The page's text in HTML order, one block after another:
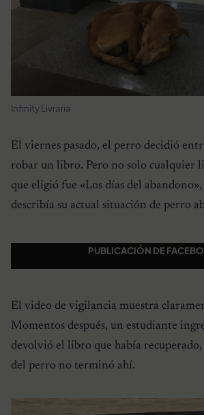
Infinity Livraria
El viernes pasado, el perro decidió
robar un libro. Pero no solo cualquier
que eligió fue «Los días del
describía su actual situación de perro
PUBLICACIÓN DE
El video de vigilancia muestra
Momentos después, un estudiante
devolvió el libro que había
del perro no terminó ahí.